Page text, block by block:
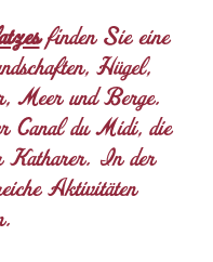
finden Sie eine
Hügel,
Meer und Berge.
Canal du Midi, die
Katharer. In der
Aktivitäten